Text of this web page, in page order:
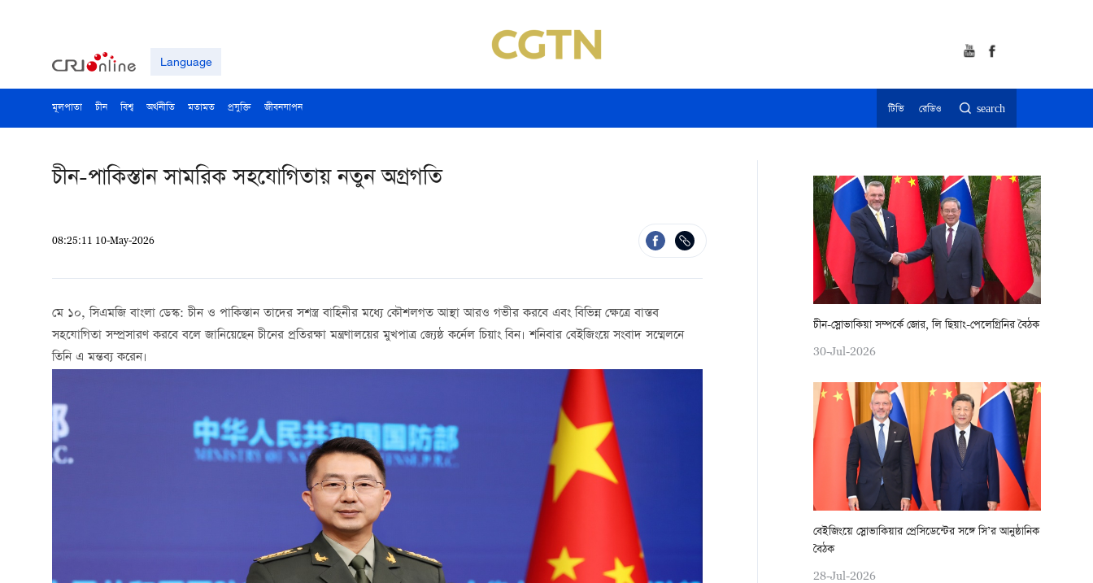
Language
মূলপাতা চীন বিশ্ব অর্থনীতি মতামত প্রযুক্তি জীবনযাপন টিভি রেডিও search
চীন-পাকিস্তান সামরিক সহযোগিতায় নতুন অগ্রগতি
08:25:11 10-May-2026
মে ১০, সিএমজি বাংলা ডেস্ক: চীন ও পাকিস্তান তাদের সশস্ত্র বাহিনীর মধ্যে কৌশলগত আস্থা আরও গভীর করবে এবং বিভিন্ন ক্ষেত্রে বাস্তব
সহযোগিতা সম্প্রসারণ করবে বলে জানিয়েছেন চীনের প্রতিরক্ষা মন্ত্রণালয়ের মুখপাত্র জ্যেষ্ঠ কর্নেল চিয়াং বিন। শনিবার বেইজিংয়ে সংবাদ সম্মেলনে
তিনি এ মন্তব্য করেন।
চীন-স্লোভাকিয়া সম্পর্কে জোর, লি ছিয়াং-পেলেগ্রিনির বৈঠক
30-Jul-2026
বেইজিংয়ে স্লোভাকিয়ার প্রেসিডেন্টের সঙ্গে সি’র আনুষ্ঠানিক
বৈঠক
28-Jul-2026